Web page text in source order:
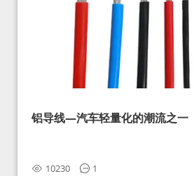
铝导线—汽车轻量化的潮流之一
10230 1